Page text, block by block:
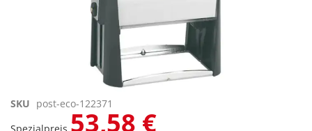
Zum
SKU post-eco-122371
53,58 €